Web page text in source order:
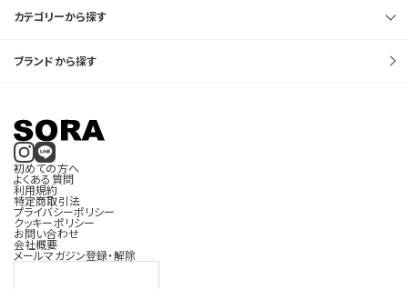
カテゴリーから探す
ブランドから探す
初めての方へ
よくある質問
利用規約
特定商取引法
プライバシーポリシー
クッキーポリシー
お問い合わせ
会社概要
メールマガジン登録・解除